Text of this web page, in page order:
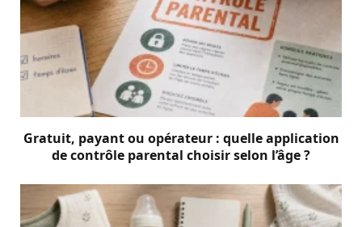
Gratuit, payant ou opérateur : quelle application
de contrôle parental choisir selon l’âge ?